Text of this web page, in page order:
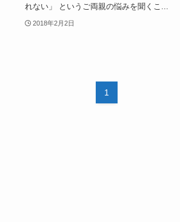
れない」 というご両親の悩みを聞くこ...
2018年2月2日
1